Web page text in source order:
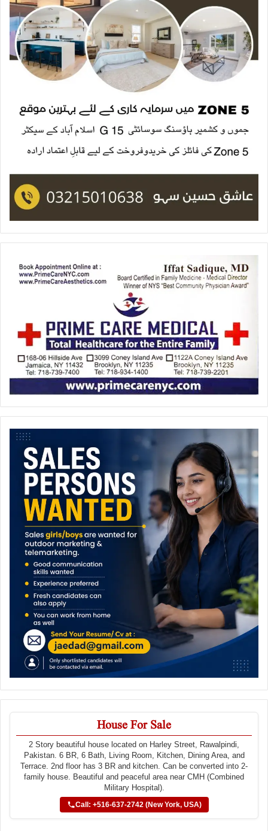
House For Sale
2 Story beautiful house located on Harley Street, Rawalpindi,
Pakistan. 6 BR, 6 Bath, Living Room, Kitchen, Dining Area, and
Terrace. 2nd floor has 3 BR and kitchen. Can be converted into 2-
family house. Beautiful and peaceful area near CMH (Combined
Military Hospital).
Call: +516-637-2742 (New York, USA)